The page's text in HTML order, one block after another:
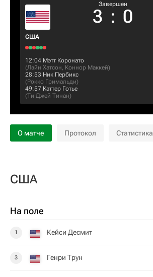
США
Завершен
3 : 0
12:04 Мэтт Коронато
(Лэйн Хатсон, Коннор Маккей)
28:53 Ник Пербикс
(Рокко Гримальди)
49:57 Каттер Готье
(Ти Джей Тинан)
О матче Протокол Статистика
США
На поле
1 Кейси Десмит
3 Генри Трун